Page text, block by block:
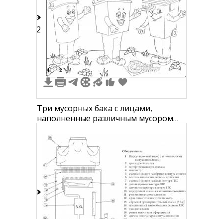
12
4 2
Три мусорных бака с лицами,
наполненные различным мусором
траве с цветами